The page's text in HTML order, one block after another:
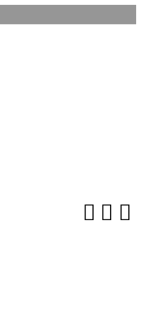
  